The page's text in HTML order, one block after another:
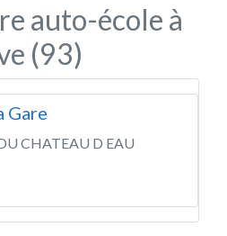
auto-école à
(93)
Gare
CHATEAU D EAU